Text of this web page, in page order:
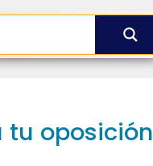
tu oposición